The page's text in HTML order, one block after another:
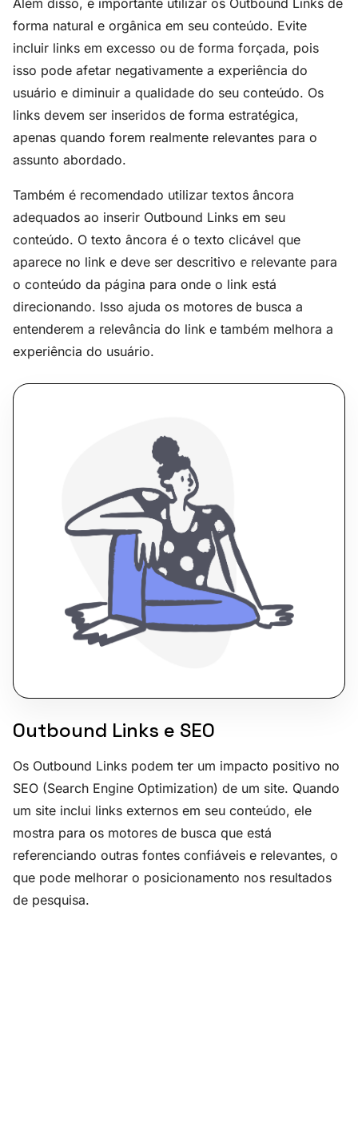
forma natural e orgânica em seu conteúdo. Evite
incluir links em excesso ou de forma forçada, pois
isso pode afetar negativamente a experiência do
usuário e diminuir a qualidade do seu conteúdo. Os
links devem ser inseridos de forma estratégica,
apenas quando forem realmente relevantes para o
assunto abordado.
Também é recomendado utilizar textos âncora
adequados ao inserir Outbound Links em seu
conteúdo. O texto âncora é o texto clicável que
aparece no link e deve ser descritivo e relevante para
o conteúdo da página para onde o link está
direcionando. Isso ajuda os motores de busca a
entenderem a relevância do link e também melhora a
experiência do usuário.
Outbound Links e SEO
Os Outbound Links podem ter um impacto positivo no
SEO (Search Engine Optimization) de um site. Quando
um site inclui links externos em seu conteúdo, ele
mostra para os motores de busca que está
referenciando outras fontes confiáveis e relevantes, o
que pode melhorar o posicionamento nos resultados
de pesquisa.